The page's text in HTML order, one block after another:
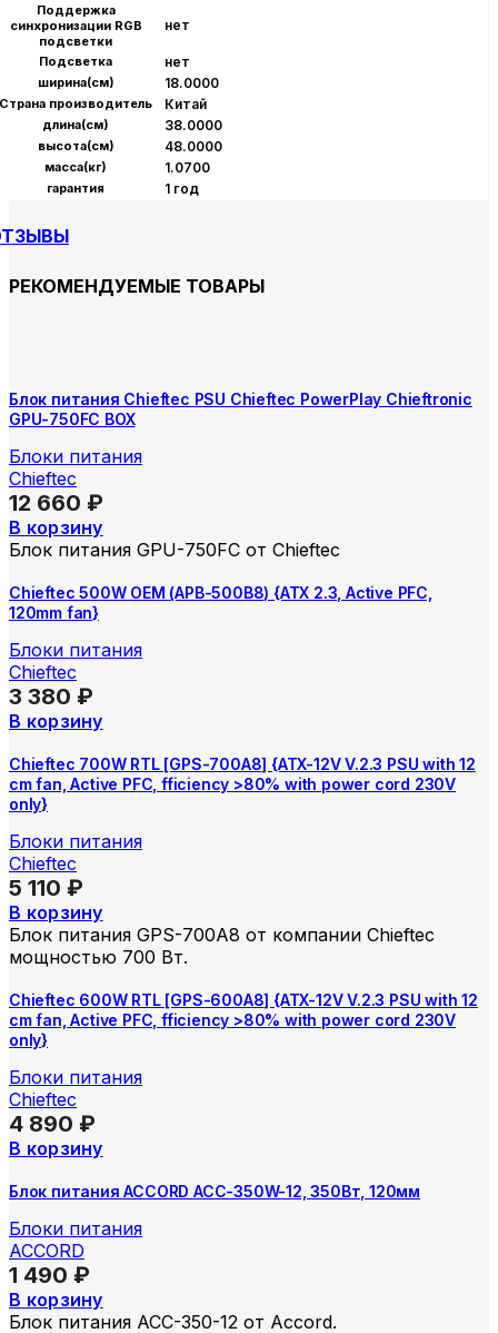
Поддержка
синхронизации RGB
подсветки
нет
Подсветка нет
ширина(см) 18.0000
Страна производитель Китай
длина(см) 38.0000
высота(см) 48.0000
масса(кг) 1.0700
гарантия 1 год
РЕКОМЕНДУЕМЫЕ ТОВАРЫ
Блок питания Chieftec PSU Chieftec PowerPlay Chieftronic
GPU-750FC BOX
Блоки питания
Chieftec
12 660 ₽
В корзину
Блок питания GPU-750FC от Chieftec
Chieftec 500W OEM (APB-500B8) {ATX 2.3, Active PFC,
120mm fan}
Блоки питания
Chieftec
3 380 ₽
В корзину
Chieftec 700W RTL [GPS-700A8] {ATX-12V V.2.3 PSU with 12
cm fan, Active PFC, fficiency >80% with power cord 230V
only}
Блоки питания
Chieftec
5 110 ₽
В корзину
Блок питания GPS-700A8 от компании Chieftec
мощностью 700 Вт.
Chieftec 600W RTL [GPS-600A8] {ATX-12V V.2.3 PSU with 12
cm fan, Active PFC, fficiency >80% with power cord 230V
only}
Блоки питания
Chieftec
4 890 ₽
В корзину
Блок питания ACCORD ACC-350W-12, 350Вт, 120мм
Блоки питания
ACCORD
1 490 ₽
В корзину
Блок питания ACC-350-12 от Accord.